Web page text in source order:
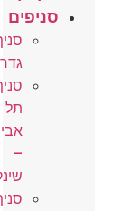
סניפים
תל
–